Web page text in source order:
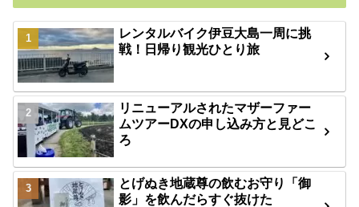
レンタルバイク伊豆大島一周に挑
戦！日帰り観光ひとり旅
リニューアルされたマザーファー
ムツアーDXの申し込み方と見どこ
ろ
とげぬき地蔵尊の飲むお守り「御
影」を飲んだらすぐ抜けた